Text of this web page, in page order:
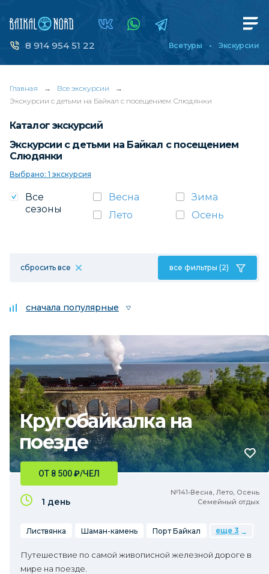
8 914 954 51 22 Все туры Экскурсии
Главная → Все экскурсии
→
Экскурсии с детьми на Байкал с посещением Слюдянки
Каталог экскурсий
Экскурсии с детьми на Байкал с посещением
Слюдянки
Выбрано: 1 экскурсия
Все
сезоны
Весна
Зима
Лето
Осень
сбросить все все фильтры (2)
сначала популярные
Кругобайкалка на
поезде
№141•Весна, Лето, Осень
Семейный отдых
ОТ 8 500₽/ЧЕЛ
1 день
Листвянка Шаман-камень Порт Байкал еще 3
Путешествие по самой живописной железной дороге в
мире на поезде.